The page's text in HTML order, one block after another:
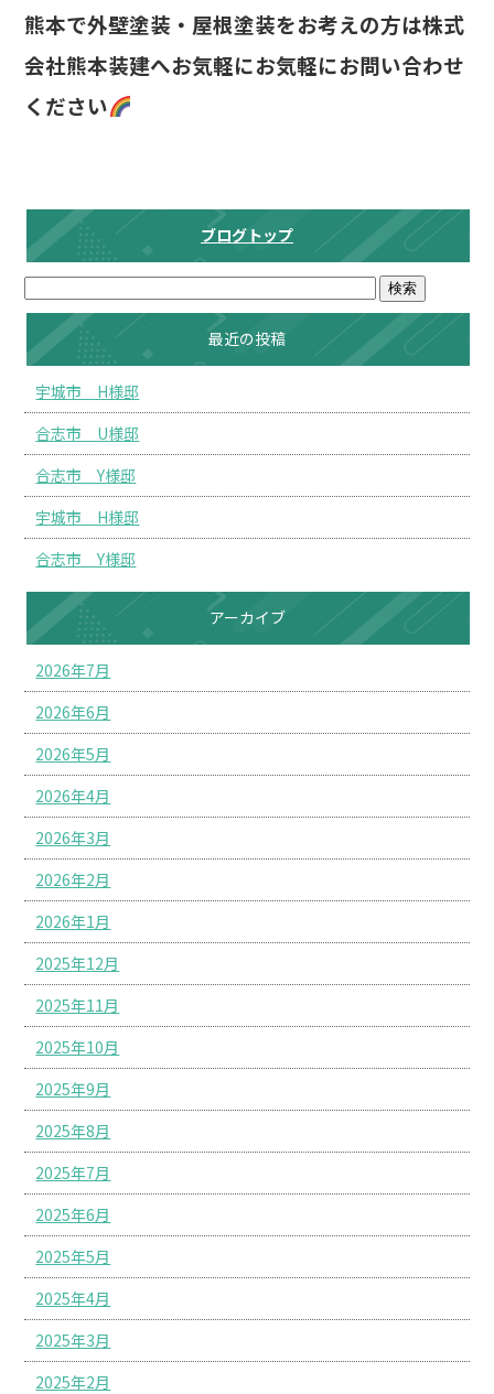
熊本で外壁塗装・屋根塗装をお考えの方は株式
会社熊本装建へお気軽にお気軽にお問い合わせ
ください
ブログトップ
最近の投稿
宇城市 H様邸
合志市 U様邸
合志市 Y様邸
宇城市 H様邸
合志市 Y様邸
アーカイブ
2026年7月
2026年6月
2026年5月
2026年4月
2026年3月
2026年2月
2026年1月
2025年12月
2025年11月
2025年10月
2025年9月
2025年8月
2025年7月
2025年6月
2025年5月
2025年4月
2025年3月
2025年2月